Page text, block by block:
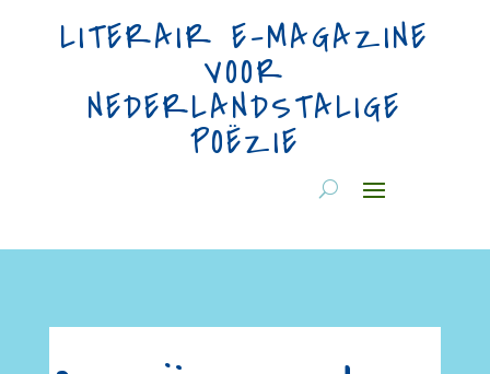
LITERAIR E-MAGAZINE
VOOR
NEDERLANDSTALIGE
POËZIE